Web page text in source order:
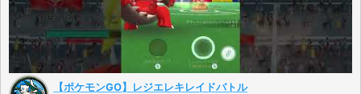
【ポケモンGO】レジエレキレイドバトル